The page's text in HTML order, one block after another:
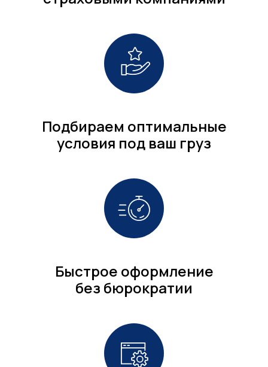
Подбираем оптимальные
условия под ваш груз
Быстрое оформление
без бюрократии